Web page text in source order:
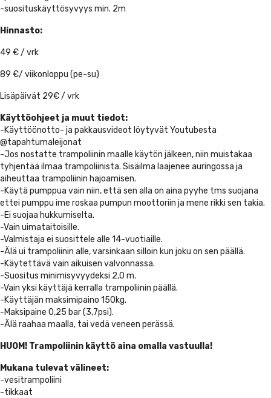
-suosituskäyttösyvyys min. 2m
Hinnasto:
49 € / vrk
89 €/ viikonloppu (pe-su)
Lisäpäivät 29€ / vrk
Käyttöohjeet ja muut tiedot:
-Käyttöönotto- ja pakkausvideot löytyvät Youtubesta
@tapahtumaleijonat
-Jos nostatte trampoliinin maalle käytön jälkeen, niin muistakaa
tyhjentää ilmaa trampoliinista. Sisäilma laajenee auringossa ja
aiheuttaa trampoliinin hajoamisen.
-Käytä pumppua vain niin, että sen alla on aina pyyhe tms suojana
ettei pumppu ime roskaa pumpun moottoriin ja mene rikki sen takia.
-Ei suojaa hukkumiselta.
-Vain uimataitoisille.
-Valmistaja ei suosittele alle 14-vuotiaille.
-Älä ui trampoliinin alle, varsinkaan silloin kun joku on sen päällä.
-Käytettävä vain aikuisen valvonnassa.
-Suositus minimisyvyydeksi 2,0 m.
-Vain yksi käyttäjä kerralla trampoliinin päällä.
-Käyttäjän maksimipaino 150kg.
-Maksipaine 0,25 bar (3,7psi).
-Älä raahaa maalla, tai vedä veneen perässä.
HUOM! Trampoliinin käyttö aina omalla vastuulla!
Mukana tulevat välineet:
-vesitrampoliini
-tikkaat